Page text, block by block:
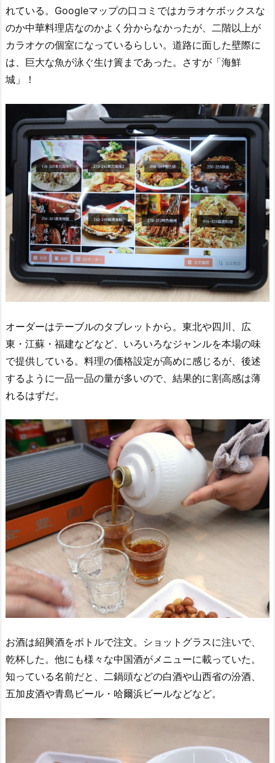
れている。Googleマップの口コミではカラオケボックスな
のか中華料理店なのかよく分からなかったが、二階以上が
カラオケの個室になっているらしい。道路に面した壁際に
は、巨大な魚が泳ぐ生け簀まであった。さすが「海鮮
城」！
オーダーはテーブルのタブレットから。東北や四川、広
東・江蘇・福建などなど、いろいろなジャンルを本場の味
で提供している。料理の価格設定が高めに感じるが、後述
するように一品一品の量が多いので、結果的に割高感は薄
れるはずだ。
お酒は紹興酒をボトルで注文。ショットグラスに注いで、
乾杯した。他にも様々な中国酒がメニューに載っていた。
知っている名前だと、二鍋頭などの白酒や山西省の汾酒、
五加皮酒や青島ビール・哈爾浜ビールなどなど。